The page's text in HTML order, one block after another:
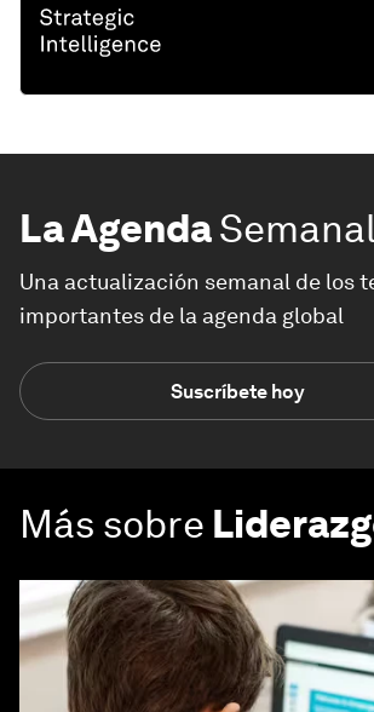
La AgendaSemanal
Una actualización semanal de los
importantes de la agenda global
Suscríbete hoy
Más sobre